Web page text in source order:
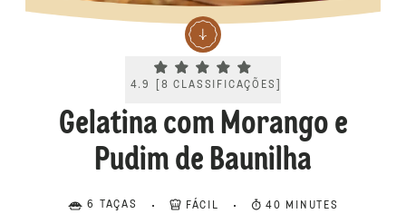
Current rating 4.9. Click to rate.
4.9 8 CLASSIFICAÇÕES
Gelatina com Morango e
Pudim de Baunilha
6 TAÇAS FÁCIL 40 MINUTES